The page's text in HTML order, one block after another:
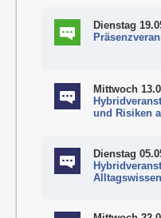
Dienstag
Mittwoch
und Risiken
Dienstag